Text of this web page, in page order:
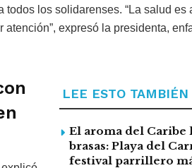
los solidarenses. “La salud es
expresó la presidenta,
LEE ESTO TAMBIÉN
El aroma del Caribe
brasas: Playa del
festival parrillero